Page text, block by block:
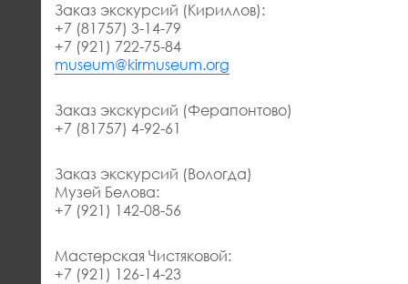
Заказ экскурсий (Кириллов):
+7 (81757) 3-14-79
+7 (921) 722-75-84
museum@kirmuseum.org
Заказ экскурсий (Ферапонтово)
+7 (81757) 4-92-61
Заказ экскурсий (Вологда)
Музей Белова:
+7 (921) 142-08-56
Мастерская Чистяковой:
+7 (921) 126-14-23